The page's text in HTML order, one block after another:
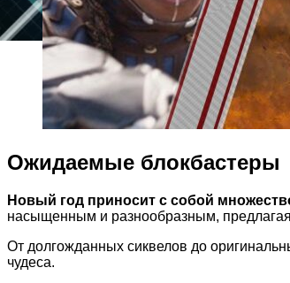
Ожидаемые блокбастеры
Новый год приносит с собой
насыщенным и разнообразным,
От долгожданных сиквелов до
чудеса.